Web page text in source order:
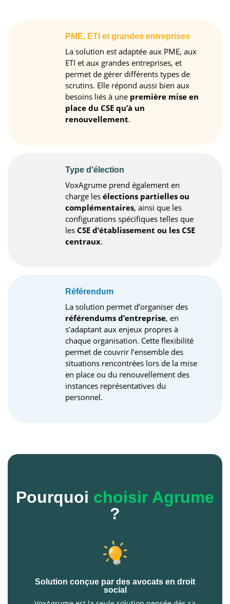
PME, ETI et grandes entreprises
La solution est adaptée aux PME, aux
ETI et aux grandes entreprises, et
permet de gérer différents types de
scrutins. Elle répond aussi bien aux
besoins liés à unepremière mise en
place du CSE qu’à un
renouvellement.
Type d'élection
VoxAgrume prend également en
charge les élections partielles ou
complémentaires, ainsi que les
configurations spécifiques telles que
les CSE d’établissement ou les CSE
centraux.
Référendum
La solution permet d’organiser des
référendums d’entreprise, en
s’adaptant aux enjeux propres à
chaque organisation. Cette flexibilité
permet de couvrir l’ensemble des
situations rencontrées lors de la mise
en place ou du renouvellement des
instances représentatives du
personnel.
Pourquoi choisir Agrume
?
Solution conçue par des avocats en droit
social